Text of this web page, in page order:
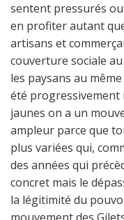
sentent pressurés ou
en profiter autant
artisans et
couverture sociale
les paysans au
été progressivement
jaunes on a un
ampleur parce que
plus variées qui,
des années qui
concret mais le
la légitimité du